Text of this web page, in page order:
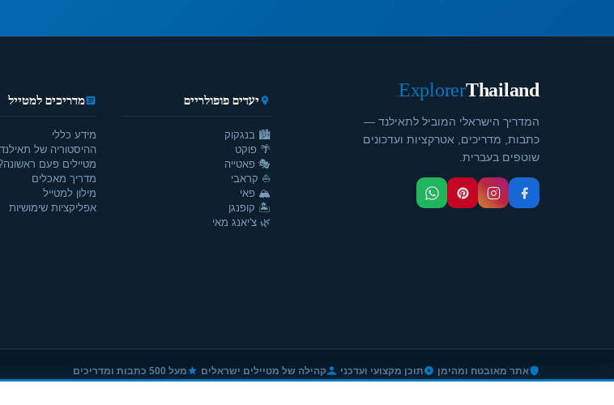
Thailand
Explorer
המדריך הישראלי המוביל לתאילנד —
כתבות, מדריכים, אטרקציות ועדכונים
שוטפים בעברית.
יעדים פופולריים
🏙️ בנגקוק
🌴 פוקט
🎭 פאטייה
⛵ קראבי
🏔️ פאי
🏝️ קופנגן
🌿 צ'יאנג מאי
מדריכים למטייל
מידע כללי
ההיסטוריה של תאילנד
מטיילים פעם
מדריך מאכלים
מילון למטייל
אפליקציות שימושיות
אתר מאובטח ומהימן תוכן מקצועי ועדכני קהילה של מטיילים ישראלים מעל 500 כתבות ומדריכים